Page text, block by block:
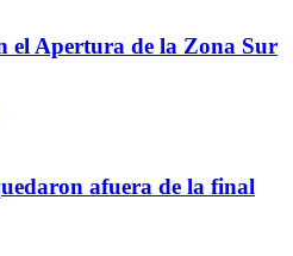
el Apertura de la Zona Sur
afuera de la final